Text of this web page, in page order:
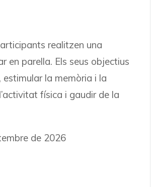
realitzen una
en parella. Els seus objectius
la memòria i la
física i gaudir de la
de 2026